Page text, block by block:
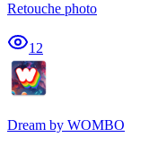
Retouche photo
12
Dream by WOMBO